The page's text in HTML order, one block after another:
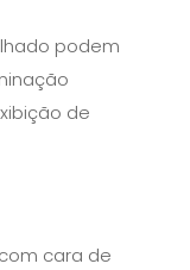
podem
de
cara de